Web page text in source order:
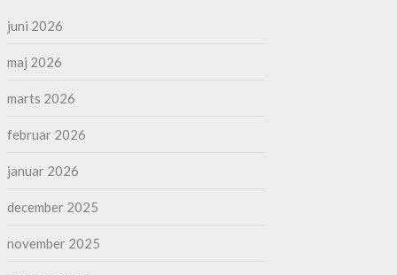
juni 2026
maj 2026
marts 2026
februar 2026
januar 2026
december 2025
november 2025